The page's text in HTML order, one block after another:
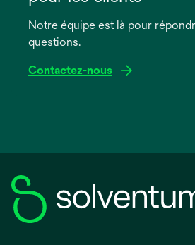
nouvel
ongletNotre équipe est là pour
questions.
Contactez-nous